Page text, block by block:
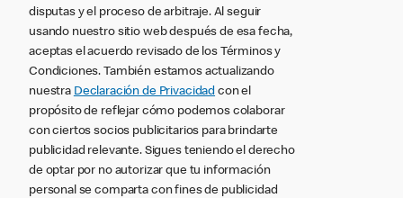
disputas y el proceso de arbitraje. Al seguir
usando nuestro sitio web después de esa fecha,
aceptas el acuerdo revisado de los Términos y
Condiciones. También estamos actualizando
nuestra Declaración de Privacidad con el
propósito de reflejar cómo podemos colaborar
con ciertos socios publicitarios para brindarte
publicidad relevante. Sigues teniendo el derecho
de optar por no autorizar que tu información
personal se comparta con fines de publicidad